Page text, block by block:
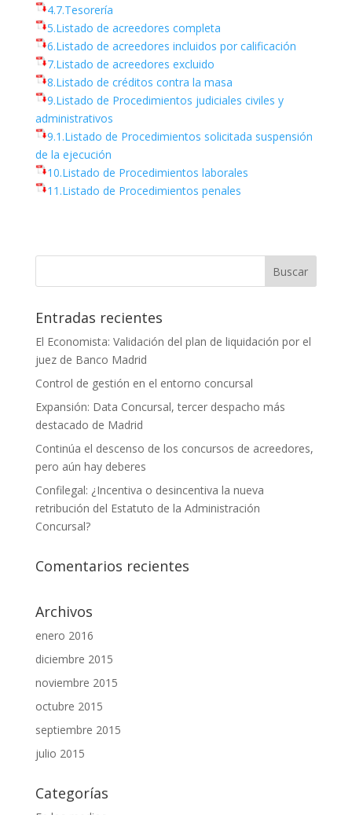
4.7.Tesorería
5.Listado de acreedores completa
6.Listado de acreedores incluidos por calificación
7.Listado de acreedores excluido
8.Listado de créditos contra la masa
9.Listado de Procedimientos judiciales civiles y
administrativos
9.1.Listado de Procedimientos solicitada suspensión
de la ejecución
10.Listado de Procedimientos laborales
11.Listado de Procedimientos penales
Entradas recientes
El Economista: Validación del plan de liquidación por el
juez de Banco Madrid
Control de gestión en el entorno concursal
Expansión: Data Concursal, tercer despacho más
destacado de Madrid
Continúa el descenso de los concursos de acreedores,
pero aún hay deberes
Confilegal: ¿Incentiva o desincentiva la nueva
retribución del Estatuto de la Administración
Concursal?
Comentarios recientes
Archivos
enero 2016
diciembre 2015
noviembre 2015
octubre 2015
septiembre 2015
julio 2015
Categorías